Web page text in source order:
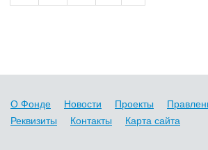
О Фонде Новости Проекты
Реквизиты
Контакты Карта сайта